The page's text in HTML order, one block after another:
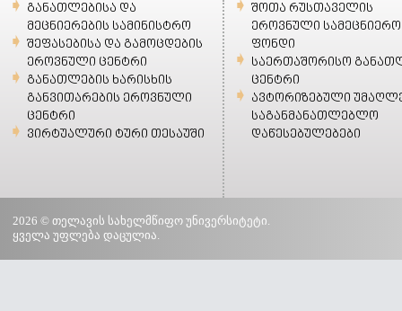
განათლებისა და
მეცნიერების სამინისტრო
შეფასებისა და გამოცდების
ეროვნული ცენტრი
განათლების ხარისხის
განვითარების ეროვნული
ცენტრი
ვირტუალური ტური თესაუში
შოთა რუსთაველის
ეროვნული სამეცნიერო
ფონდი
საერთაშორისო
ცენტრი
ავტორიზებული
საგანმანათლებლო
დაწესებულებები
2026 © თელავის სახელმწიფო უნივერსიტეტი.
ყველა უფლება დაცულია.